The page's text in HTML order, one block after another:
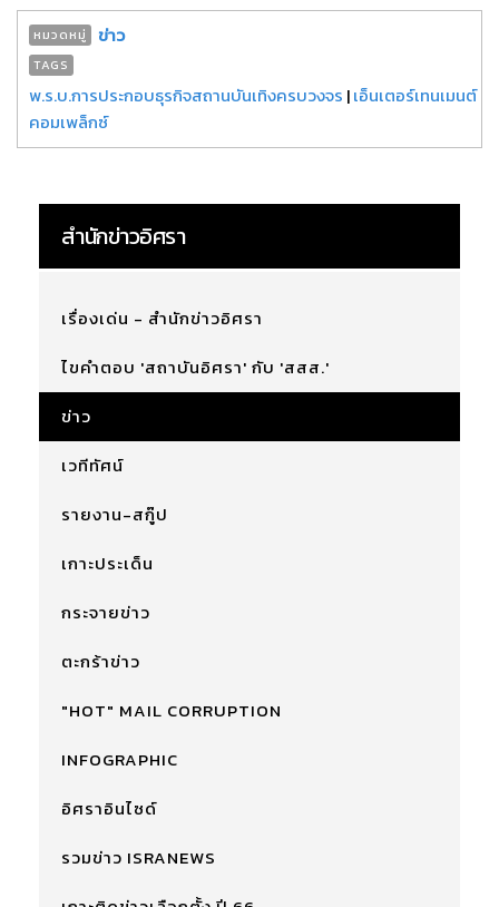
หมวดหมู่ ข่าว
TAGS
พ.ร.บ.การประกอบธุรกิจสถานบันเทิงครบวงจร |เอ็นเตอร์เทนเมนต์
คอมเพล็กซ์
สำนักข่าวอิศรา
เรื่องเด่น - สำนักข่าวอิศรา
ไขคำตอบ 'สถาบันอิศรา' กับ 'สสส.'
ข่าว
เวทีทัศน์
รายงาน-สกู๊ป
เกาะประเด็น
กระจายข่าว
ตะกร้าข่าว
"HOT" MAIL CORRUPTION
INFOGRAPHIC
อิศราอินไซด์
รวมข่าว ISRANEWS